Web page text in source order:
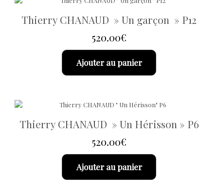
Thierry CHANAUD » Un garçon » P12
520.00€
Ajouter au panier
Thierry CHANAUD » Un Hérisson » P6
520.00€
Ajouter au panier